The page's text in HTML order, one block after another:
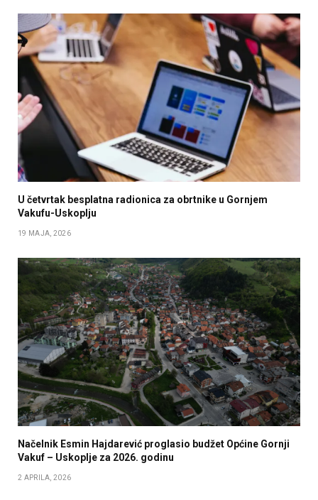
U četvrtak besplatna radionica za obrtnike u Gornjem
Vakufu-Uskoplju
19 MAJA, 2026
Načelnik Esmin Hajdarević proglasio budžet Općine Gornji
Vakuf – Uskoplje za 2026. godinu
2 APRILA, 2026